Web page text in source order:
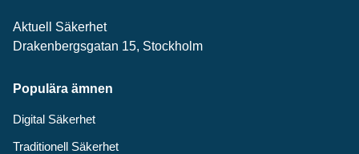
Aktuell Säkerhet
Drakenbergsgatan 15, Stockholm
Populära ämnen
Digital Säkerhet
Traditionell Säkerhet